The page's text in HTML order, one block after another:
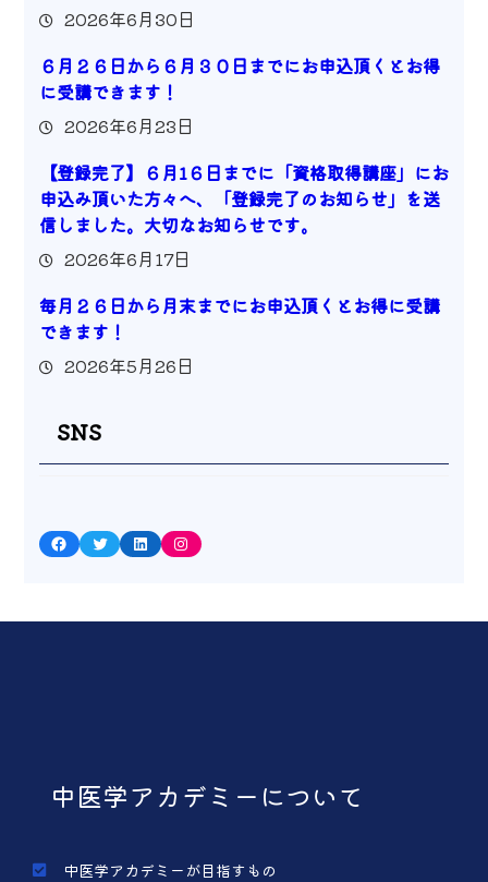
2026年6月30日
６月２６日から６月３０日までにお申込頂くとお得
に受講できます！
2026年6月23日
【登録完了】６月1６日までに「資格取得講座」にお
申込み頂いた方々へ、「登録完了のお知らせ」を送
信しました。大切なお知らせです。
2026年6月17日
毎月２６日から月末までにお申込頂くとお得に受講
できます！
2026年5月26日
SNS
Facebook Twitter LinkedIn Instagram
中医学アカデミーについて
中医学アカデミーが目指すもの